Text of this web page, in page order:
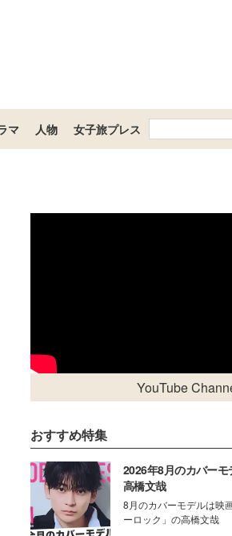
マ 人物 女子旅プレス
YouTube
おすすめ特集
2026年8月のカバーモ
高橋文哉
8月のカバーモデルは映
ーロック」の高橋文哉